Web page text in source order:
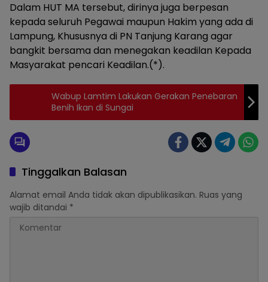
Dalam HUT MA tersebut, dirinya juga berpesan
kepada seluruh Pegawai maupun Hakim yang ada di
Lampung, Khususnya di PN Tanjung Karang agar
bangkit bersama dan menegakan keadilan Kepada
Masyarakat pencari Keadilan.(*).
Wabup Lamtim Lakukan Gerakan Penebaran
Benih Ikan di Sungai
Tinggalkan Balasan
Alamat email Anda tidak akan dipublikasikan. Ruas yang
wajib ditandai *